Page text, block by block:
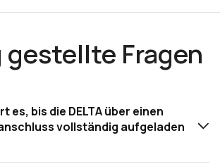
gestellte Fragen
es, bis die DELTA über einen
vollständig aufgeladen